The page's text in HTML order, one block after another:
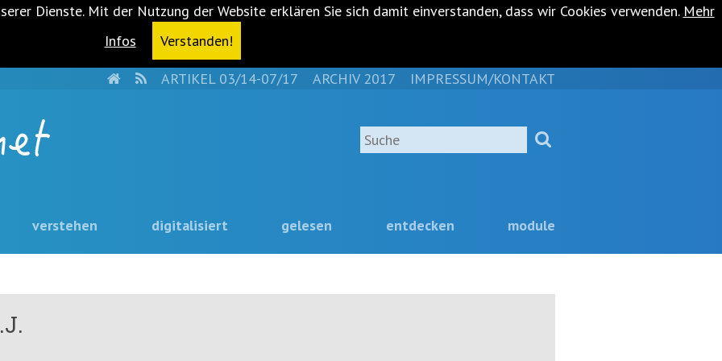
Dienste. Mit der Nutzung der Website erklären Sie sich damit einverstanden, dass wir Cookies verwenden. Mehr
Infos
Verstanden!
HOMERSSARTIKEL 03/14-07/17 ARCHIV 2017 IMPRESSUM/KONTAKT
Suche
verstehen digitalisiert gelesen entdecken module